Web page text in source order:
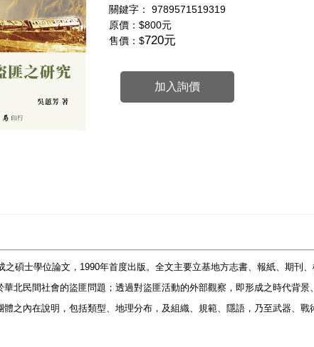
關鍵字： 9789571519319
原價： $800元
售價：$720元
加入詢價
之碩士學位論文，1990年首度出版。全文主要立基地方志書、報紙、期刊
華北民間社會的盜匪問題；透過對盜匪活動的外部觀察，即形成之時代背
之內在說明，包括類型、地理分布，及組織、規範、隱語，乃至武器、戰